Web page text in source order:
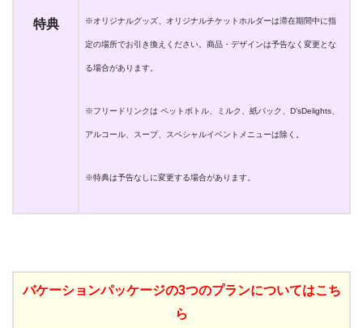
特典 ※オリジナルグッズ、オリジナルチケットホルダーは滞在期間中に指
定の場所でお引き換えください。商品・デザインは予告なく変更とな
る場合があります。
※フリードリンクは ペットボトル、ミルク、紙パック、D’sDelights、
アルコール、スープ、スペシャルイベントメニューは除く。
※特典は予告なしに変更する場合があります。
バケーションパッケージの3つのプランについてはこち
ら